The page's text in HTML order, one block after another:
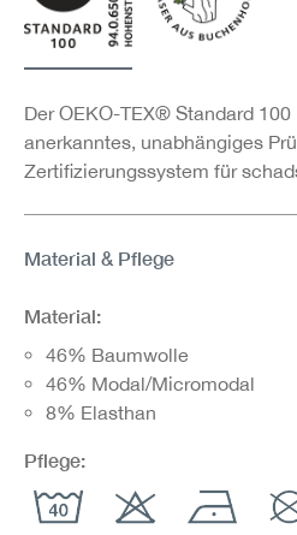
Der OEKO-TEX® Standard
anerkanntes, unabhängiges
Zertifizierungssystem für
Material & Pflege
Material:
46% Baumwolle
46% Modal/Micromodal
8% Elasthan
Pflege: